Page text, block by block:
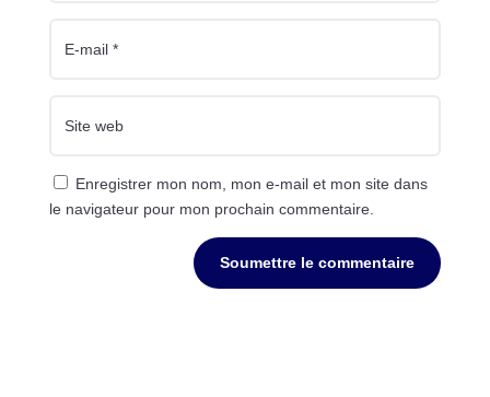
Enregistrer mon nom, mon e-mail et mon site dans
le navigateur pour mon prochain commentaire.
Soumettre le commentaire